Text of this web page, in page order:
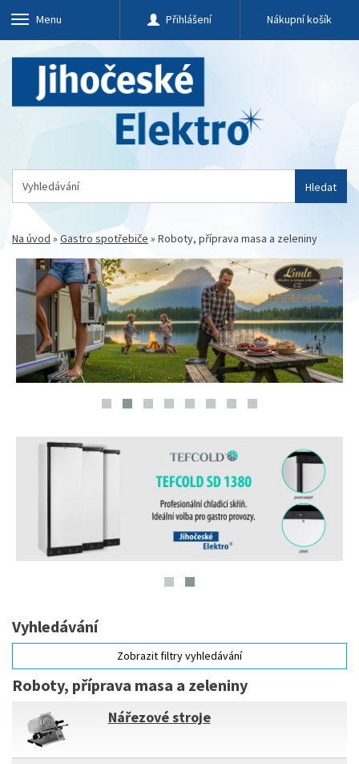
Menu Přihlášení Nákupní košík
Hledat
Na úvod »Gastro spotřebiče » Roboty, příprava masa a zeleniny
Vyhledávání
Zobrazit filtry vyhledávání
Roboty, příprava masa a zeleniny
Nářezové stroje